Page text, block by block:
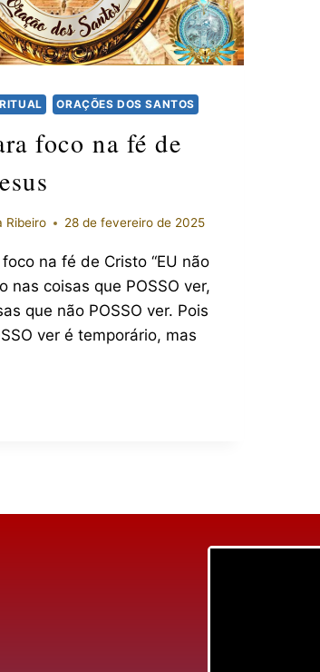
ORAÇÕES DOS SANTOS
foco na fé de
Ribeiro 28 de fevereiro de 2025
na fé de Cristo “EU não
nas coisas que POSSO ver,
que não POSSO ver. Pois
ver é temporário, mas